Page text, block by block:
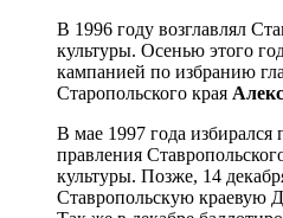
В 1996 году возглавлял
культуры. Осенью этого
кампанией по избранию
Старопольского края
В мае 1997 года избирался
правления
культуры. Позже, 14
Ставропольскую краевую